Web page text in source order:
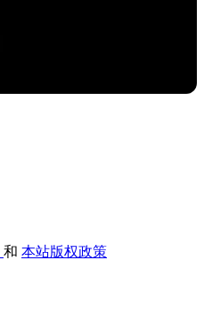
和 本站版权政策